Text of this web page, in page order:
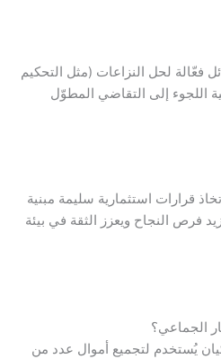
فعّالة لحل النزاعات (مثل التحكيم
اللجوء إلى التقاضي المطوّل
قرارات استثمارية سليمة مبنية
فرص النجاح ويعزز الثقة في بيئة
الجماعي؟
يُستخدم لتجميع أموال عدد من